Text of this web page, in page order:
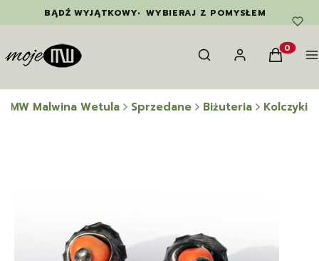
BĄDŹ WYJĄTKOWY• WYBIERAJ Z POMYSŁEM
Otwórz wyszukiwarkę
Szukaj Zaloguj sięKoszyk
MW Malwina Wetula Sprzedane Biżuteria Kolczyki